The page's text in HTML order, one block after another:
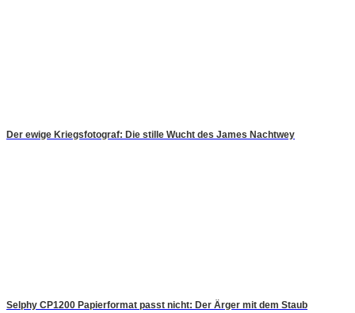
Der ewige Kriegsfotograf: Die stille Wucht des James Nachtwey
Selphy CP1200 Papierformat passt nicht: Der Ärger mit dem Staub